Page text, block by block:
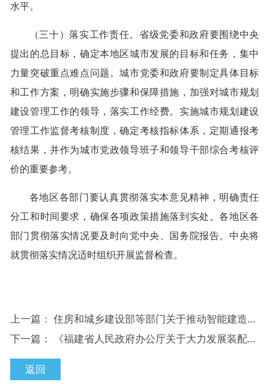
水平。
（三十）落实工作责任。省级党委和政府要围绕中央
提出的总目标，确定本地区城市发展的目标和任务，集中
力量突破重点难点问题。城市党委和政府要制定具体目标
和工作方案，明确实施步骤和保障措施，加强对城市规划
建设管理工作的领导，落实工作经费。实施城市规划建设
管理工作监督考核制度，确定考核指标体系，定期通报考
核结果，并作为城市党政领导班子和领导干部综合考核评
价的重要参考。
各地区各部门要认真贯彻落实本意见精神，明确责任
分工和时间要求，确保各项政策措施落到实处。各地区各
部门贯彻落实情况要及时向党中央、国务院报告。中央将
就贯彻落实情况适时组织开展监督检查。
上一篇： 住房和城乡建设部等部门关于推动智能建造与建筑工业化协同发展的指导意见
下一篇：
《福建省人民政府办公厅关于大力发展装配式建筑的实施意见》的政策解读
返回